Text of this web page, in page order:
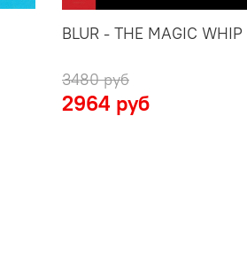
BLUR - THE MAGIC
3480 руб
2964 руб